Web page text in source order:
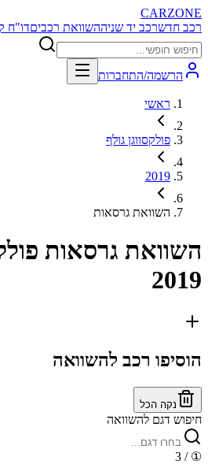
CARZONE
רכב חדשרכב יד שניההשוואת רכביםדו"ח
הרשמה/התחברות
ראשי
פולקסווגן גולף
2019
השוואת גרסאות
השוואת גרסאות
2019
הוסיפו רכב להשוואה
נקה הכל
חיפוש דגם להשוואה
①
/ 3